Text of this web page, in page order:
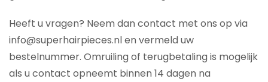
Heeft u vragen? Neem dan contact met ons op via
info@superhairpieces.nl en vermeld uw
bestelnummer. Omruiling of terugbetaling is mogelijk
als u contact opneemt binnen 14 dagen na